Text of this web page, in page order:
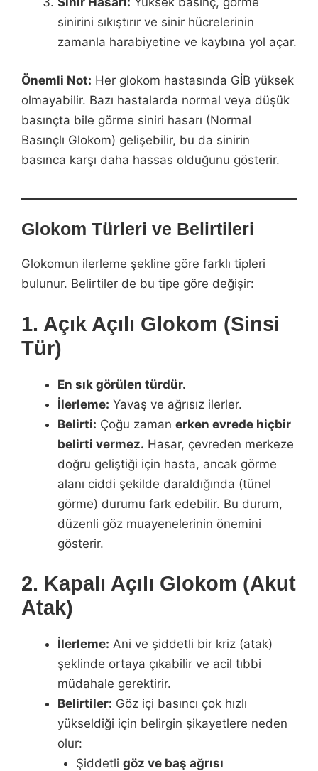
sinirini sıkıştırır ve sinir hücrelerinin
zamanla harabiyetine ve kaybına yol açar.
Önemli Not: Her glokom hastasında GİB yüksek
olmayabilir. Bazı hastalarda normal veya düşük
basınçta bile görme siniri hasarı (Normal
Basınçlı Glokom) gelişebilir, bu da sinirin
basınca karşı daha hassas olduğunu gösterir.
Glokom Türleri ve Belirtileri
Glokomun ilerleme şekline göre farklı tipleri
bulunur. Belirtiler de bu tipe göre değişir:
1. Açık Açılı Glokom (Sinsi
Tür)
En sık görülen türdür.
İlerleme: Yavaş ve ağrısız ilerler.
Belirti: Çoğu zaman erken evrede hiçbir
belirti vermez. Hasar, çevreden merkeze
doğru geliştiği için hasta, ancak görme
alanı ciddi şekilde daraldığında (tünel
görme) durumu fark edebilir. Bu durum,
düzenli göz muayenelerinin önemini
gösterir.
2. Kapalı Açılı Glokom (Akut
Atak)
İlerleme: Ani ve şiddetli bir kriz (atak)
şeklinde ortaya çıkabilir ve acil tıbbi
müdahale gerektirir.
Belirtiler: Göz içi basıncı çok hızlı
yükseldiği için belirgin şikayetlere neden
olur:
Şiddetli göz ve baş ağrısı